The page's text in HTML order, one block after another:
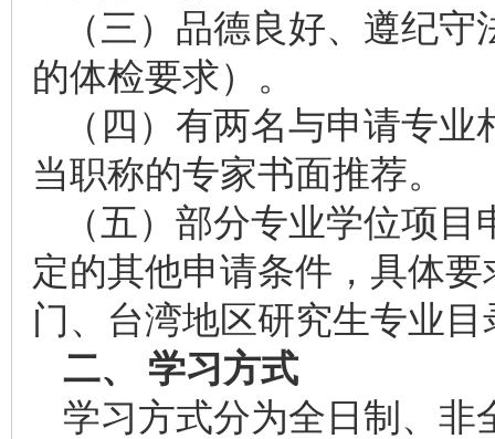
（三）品德良好、遵纪
的体检要求）。
（四）有两名与申请专
当职称的专家书面推荐。
（五）部分专业学位项
定的其他申请条件，具体
门、台湾地区研究生专业
二、 学习方式
学习方式分为全日制、非